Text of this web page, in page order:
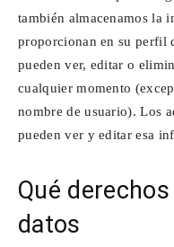
también almacenamos la
proporcionan en su perfil
pueden ver, editar o
cualquier momento
nombre de usuario). Los
pueden ver y editar esa
Qué
datos